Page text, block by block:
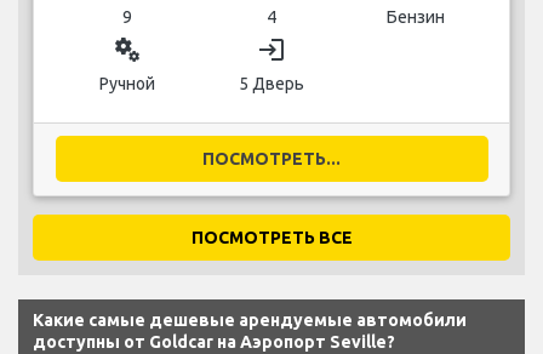
9 4 Бензин
miscellaneous_services
Ручной
login
5 Дверь
ПОСМОТРЕТЬ...
ПОСМОТРЕТЬ ВСЕ
Какие самые дешевые арендуемые автомобили
доступны от Goldcar на Аэропорт Seville?